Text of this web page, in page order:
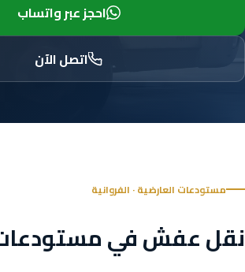
احجز عبر واتساب
اتصل الآن
مستودعات العارضية · الفروانية
نقل عفش في مستودعات